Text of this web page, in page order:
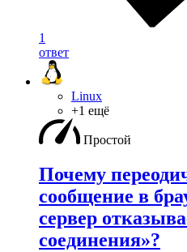
1
ответ
Linux
+1 ещё
Простой
Почему
сообщение в
сервер
соединения»?